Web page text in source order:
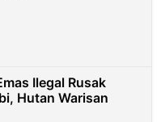
Ilegal Rusak
Hutan Warisan